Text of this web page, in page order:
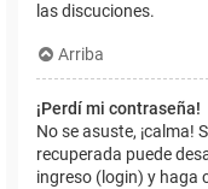
las discuciones.
Arriba
¡Perdí mi contraseña!
No se asuste, ¡calma!
recuperada puede
ingreso (login) y haga